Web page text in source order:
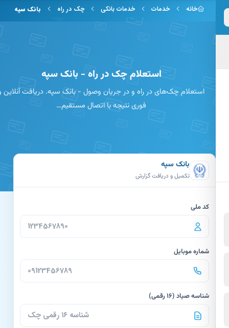
به محتوای اصلی
خانه خدمات خدمات بانکی چک در راه بانک سپه
استعلام چک در راه - بانک سپه
استعلام چک‌های در راه و در جریان وصول - بانک سپه. دریافت آنلاین و
فوری نتیجه با اتصال مستقیم…
بانک سپه
تکمیل و دریافت گزارش
کد ملی
شماره موبایل
شناسه صیاد (۱۶ رقمی)